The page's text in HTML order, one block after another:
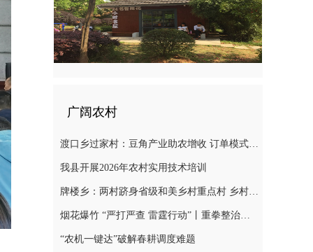
广阔农村
渡口乡过家村：豆角产业助农增收 订单模式铺就致富路
我县开展2026年农村实用技术培训
牌楼乡：两村跻身省级和美乡村重点村 乡村振兴迎来“加速跑”
烟花爆竹 “严打严查 雷霆行动”丨重拳整治非法储存烟花爆竹 筑牢辖区安全防线
“农机一键达”破解春耕调度难题